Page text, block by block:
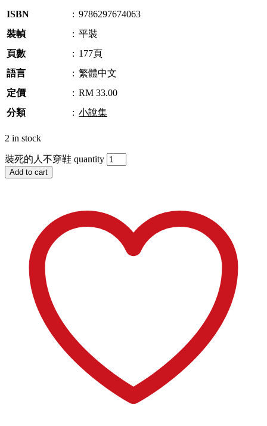
ISBN
: 9786297674063
裝幀
: 平裝
頁數
: 177頁
語言
: 繁體中文
定價
: RM 33.00
分類
: 小說集
2 in stock
裝死的人不穿鞋 quantity
Add to cart